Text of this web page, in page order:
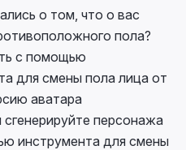
о том, что о вас
пола?
с помощью
для смены пола лица от
аватара
персонажа
инструмента для смены